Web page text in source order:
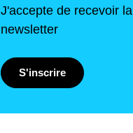
J'accepte de recevoir la
newsletter
S'inscrire